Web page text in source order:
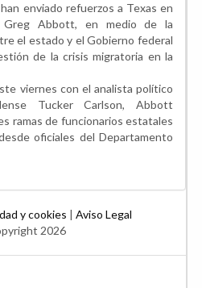
enviado refuerzos a Texas en
Greg Abbott, en medio de la
el estado y el Gobierno federal
de la crisis migratoria en la
viernes con el analista político
Tucker Carlson, Abbott
ramas de funcionarios estatales
oficiales del Departamento
y cookies | Aviso Legal
2026